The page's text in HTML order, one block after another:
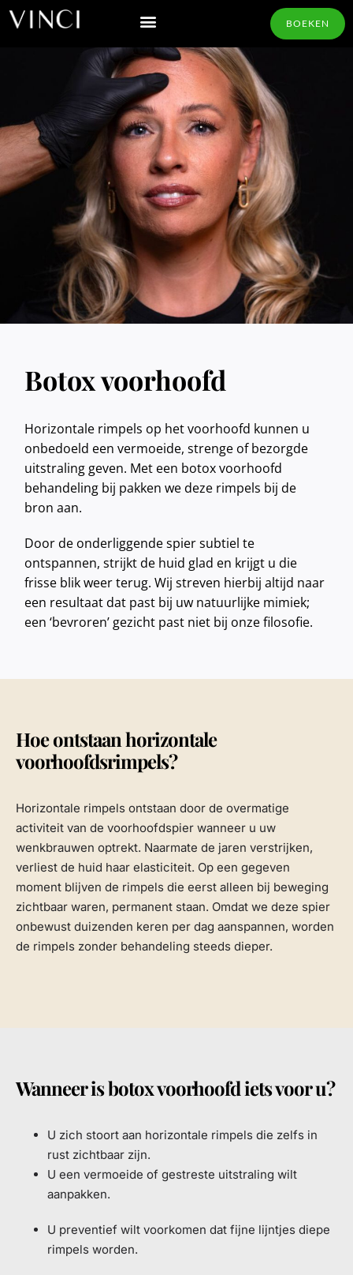
BOEKEN
Botox voorhoofd
Horizontale rimpels op het voorhoofd kunnen u
onbedoeld een vermoeide, strenge of bezorgde
uitstraling geven. Met een botox voorhoofd
behandeling bij pakken we deze rimpels bij de
bron aan.
Door de onderliggende spier subtiel te
ontspannen, strijkt de huid glad en krijgt u die
frisse blik weer terug. Wij streven hierbij altijd naar
een resultaat dat past bij uw natuurlijke mimiek;
een ‘bevroren’ gezicht past niet bij onze filosofie.
Hoe ontstaan horizontale
voorhoofdsrimpels?
Horizontale rimpels ontstaan door de overmatige
activiteit van de voorhoofdspier wanneer u uw
wenkbrauwen optrekt. Naarmate de jaren verstrijken,
verliest de huid haar elasticiteit. Op een gegeven
moment blijven de rimpels die eerst alleen bij beweging
zichtbaar waren, permanent staan. Omdat we deze spier
onbewust duizenden keren per dag aanspannen, worden
de rimpels zonder behandeling steeds dieper.
Wanneer is botox voorhoofd iets voor u?
U zich stoort aan horizontale rimpels die zelfs in
rust zichtbaar zijn.
U een vermoeide of gestreste uitstraling wilt
aanpakken.
U preventief wilt voorkomen dat fijne lijntjes diepe
rimpels worden.